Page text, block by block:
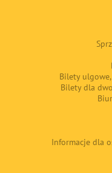
Bilety
Bilety dla
Informacje dla